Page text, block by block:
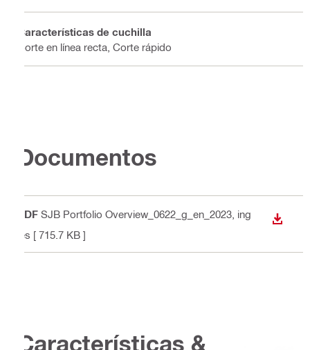
Características de cuchilla
Corte en línea recta, Corte rápido
Documentos
PDF SJB Portfolio Overview_0622_g_en_2023 , ing
lés [ 715.7 KB ]
Características &